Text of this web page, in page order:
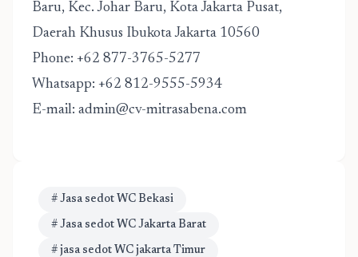
Baru, Kec. Johar Baru, Kota Jakarta Pusat,
Daerah Khusus Ibukota Jakarta 10560
Phone: +62 877-3765-5277
Whatsapp: +62 812-9555-5934
E-mail: admin@cv-mitrasabena.com
# Jasa sedot WC Bekasi
# Jasa sedot WC Jakarta Barat
# jasa sedot WC jakarta Timur